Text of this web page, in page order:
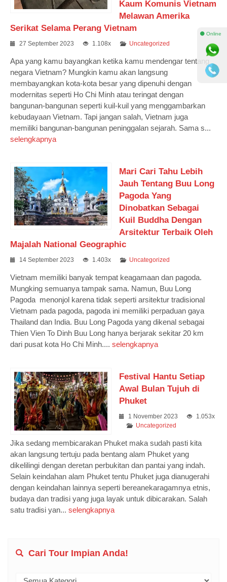
Kaum Komunis Vietnam
Melawan Amerika
Serikat Selama Perang Vietnam
27 September 2023 1.108x Uncategorized
Apa yang kamu bayangkan ketika kamu mendengar tentang
negara Vietnam? Mungkin kamu akan langsung
membayangkan kota-kota besar yang dipenuhi dengan
modernitas seperti Ho Chi Minh atau teringat dengan
bangunan-bangunan seperti kuil-kuil yang menggambarkan
kebudayaan Vietnam. Tapi jangan salah, Vietnam juga
memiliki bangunan-bangunan peninggalan sejarah. Sama s...
selengkapnya
Mari Cari Tahu Lebih
Jauh Tentang Buu Long
Pagoda Yang
Dinobatkan Sebagai
Kuil Buddha Dengan
Arsitektur Terbaik Oleh
Majalah National Geographic
14 September 2023 1.403x Uncategorized
Vietnam memiliki banyak tempat keagamaan dan pagoda.
Mungking semuanya tampak sama. Namun, Buu Long
Pagoda menonjol karena tidak seperti arsitektur tradisional
Vietnam pada pagoda, pagoda ini memiliki perpaduan gaya
Thailand dan India. Buu Long Pagoda yang dikenal sebagai
Thien Vien To Dinh Buu Long hanya berjarak sekitar 20 km
dari pusat kota Ho Chi Minh.... selengkapnya
Festival Hantu Setiap
Awal Bulan Tujuh di
Phuket
1 November 2023
1.053x
Uncategorized
Jika sedang membicarakan Phuket maka sudah pasti kita
akan langsung tertuju pada bentang alam Phuket yang
dikelilingi dengan deretan perbukitan dan pantai yang indah.
Selain keindahan alam Phuket tentu Phuket juga dianugerahi
dengan keindahan lainnya seperti bereanekaragamnya etnis,
budaya dan tradisi yang juga layak untuk dibicarakan. Salah
satu tradisi yan... selengkapnya
Cari Tour Impian Anda!
⚫ Online